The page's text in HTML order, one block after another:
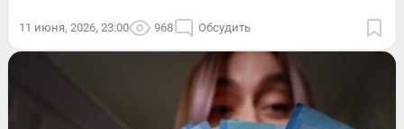
11 июня, 2026, 23:00 968 Обсудить